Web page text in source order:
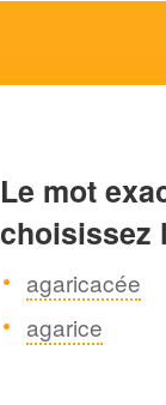
Le mot
choisissez
agaricacée
agarice